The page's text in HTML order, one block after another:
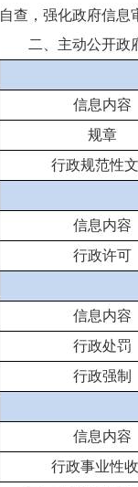
自查，强化政府信息
二、主动公开政
信息内容
规章
行政规范性
信息内容
行政许可
信息内容
行政处罚
行政强制
信息内容
行政事业性